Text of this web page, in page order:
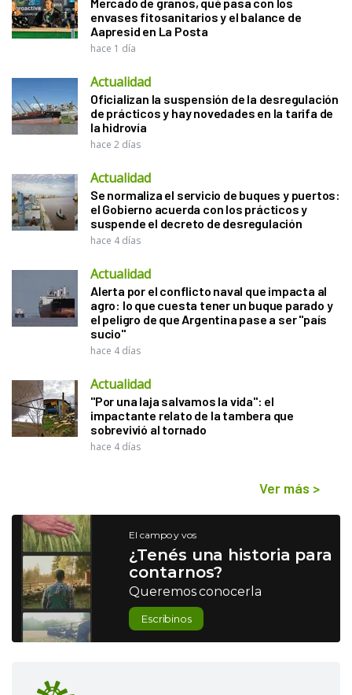
envases fitosanitarios y el balance de
Aapresid en La Posta
hace 1 día
Actualidad
Oficializan la suspensión de la desregulación
de prácticos y hay novedades en la tarifa de
la hidrovía
hace 2 días
Actualidad
Se normaliza el servicio de buques y puertos:
el Gobierno acuerda con los prácticos y
suspende el decreto de desregulación
hace 4 días
Actualidad
Alerta por el conflicto naval que impacta al
agro: lo que cuesta tener un buque parado y
el peligro de que Argentina pase a ser "país
sucio"
hace 4 días
Actualidad
"Por una laja salvamos la vida": el
impactante relato de la tambera que
sobrevivió al tornado
hace 4 días
Ver más >
El campo y vos
¿Tenés una historia para
contarnos?
Queremos conocerla
Escribinos